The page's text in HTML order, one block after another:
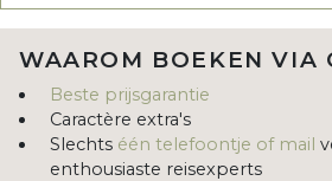
WAAROM BOEKEN VIA
Beste prijsgarantie
Caractère extra's
Slechts één telefoontje of mail
enthousiaste reisexperts